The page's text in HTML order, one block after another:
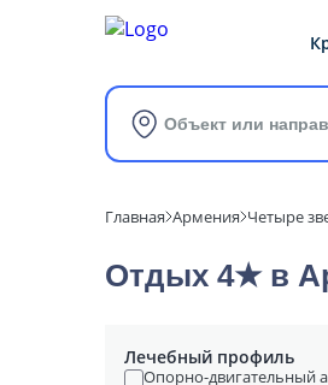
Объект или
Главная Армения Четыре
Отдых 4★ в
Лечебный профиль
Опорно-двигательный